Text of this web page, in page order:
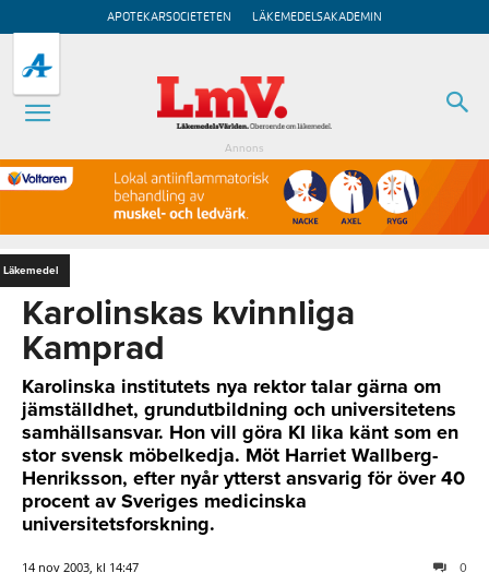
APOTEKARSOCIETETEN LÄKEMEDELSAKADEMIN
Annons
Läkemedel
Karolinskas kvinnliga
Kamprad
Karolinska institutets nya rektor talar gärna om
jämställdhet, grundutbildning och universitetens
samhällsansvar. Hon vill göra KI lika känt som en
stor svensk möbelkedja. Möt Harriet Wallberg-
Henriksson, efter nyår ytterst ansvarig för över 40
procent av Sveriges medicinska
universitetsforskning.
14 nov 2003, kl 14:47 0